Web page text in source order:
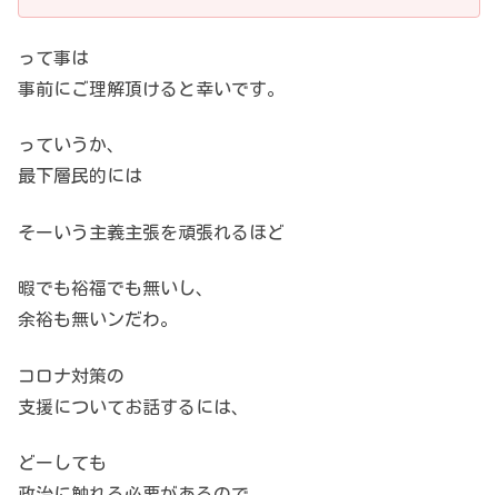
って事は
事前にご理解頂けると幸いです。
っていうか、
最下層民的には
そーいう主義主張を頑張れるほど
暇でも裕福でも無いし、
余裕も無いンだわ。
コロナ対策の
支援についてお話するには、
どーしても